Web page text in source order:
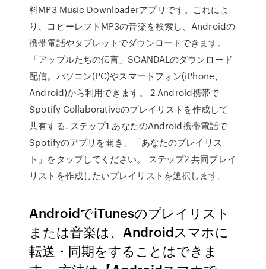
料MP3 Music Downloaderアプリです。これによ
り、コピーレフトMP3の音楽を検索し、Androidの
携帯電話やタブレットでダウンロードできます。
「アップルたちの伝言」SCANDALのダウンロード
配信。パソコン(PC)やスマートフォン(iPhone、
Android)から利用できます。 2 Android携帯で
Spotify Collaborativeのプレイリストを作成して
共有する. ステップ1 あなたのAndroid携帯電話で
Spotifyのアプリを開き、「あなたのプレイリス
ト」をタップしてください。 ステップ2 共同プレイ
リストを作成したいプレイリストを選択します。
AndroidでiTunesのプレイリスト
または音楽は、Androidスマホに
転送・同期をすることはできま